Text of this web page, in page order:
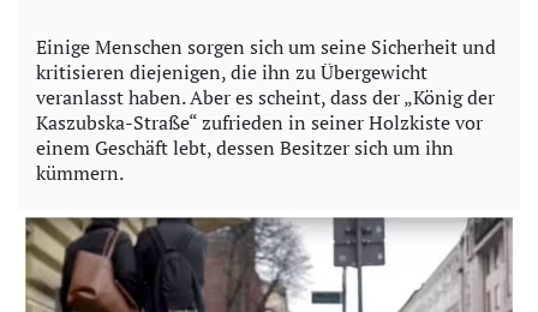
Einige Menschen sorgen sich um seine Sicherheit und
kritisieren diejenigen, die ihn zu Übergewicht
veranlasst haben. Aber es scheint, dass der „König der
Kaszubska-Straße“ zufrieden in seiner Holzkiste vor
einem Geschäft lebt, dessen Besitzer sich um ihn
kümmern.